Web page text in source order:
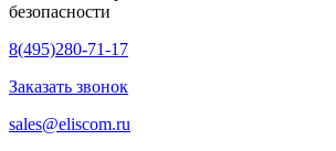
безопасности
8(495)280-71-17
Заказать звонок
sales@eliscom.ru